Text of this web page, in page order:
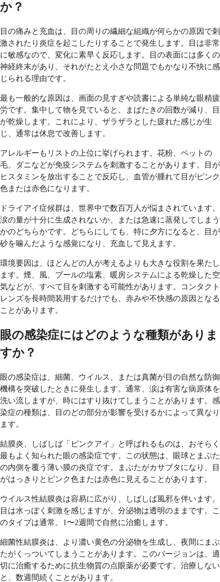
か？
目の痛みと充血は、目の周りの繊細な組織が何らかの原因で刺
激されたり炎症を起こしたりすることで発生します。目は非常
に敏感なので、変化に素早く反応します。目の表面には多くの
神経終末があり、それがたとえ小さな問題でもかなり不快に感
じられる理由です。
最も一般的な原因は、画面の見すぎや読書による単純な眼精疲
労です。集中して物を見ていると、まばたきの回数が減り、目
が乾燥します。これにより、ザラザラとした疲れた感じが生
じ、通常は休息で改善します。
アレルギーもリストの上位に挙げられます。花粉、ペットの
毛、ダニなどが免疫システムを刺激することがあります。目が
ヒスタミンを放出することで反応し、血管が腫れて目がピンク
色または赤色になります。
ドライアイ症候群は、世界中で数百万人が悩まされています。
涙の量が十分に生成されないか、または急速に蒸発してしまう
かのどちらかです。どちらにしても、特に夕方になると、目が
砂を噛んだような感覚になり、充血して見えます。
環境要因は、ほとんどの人が考えるよりも大きな役割を果たし
ます。煙、風、プールの塩素、暖房システムによる乾燥した空
気などが、すべて目を刺激する可能性があります。コンタクト
レンズを長時間装用するだけでも、赤みや不快感の原因となる
ことがあります。
眼の感染症にはどのような種類がありま
すか？
眼の感染症は、細菌、ウイルス、または真菌が目の自然な防御
機構を突破したときに発生します。通常、涙は有害な病原体を
洗い流しますが、時にはすり抜けてしまうことがあります。感
染症の種類は、目のどの部分が影響を受けるかによって異なり
ます。
結膜炎、しばしば「ピンクアイ」と呼ばれるものは、おそらく
最もよく知られた眼の感染症です。この状態は、眼球とまぶた
の内側を覆う薄い膜の炎症です。まぶたがカサブタになり、目
がはっきりとピンク色または赤色に見えることがあります。
ウイルス性結膜炎は容易に広がり、しばしば風邪を伴います。
目は水っぽく刺激を感じますが、分泌物は透明のままです。こ
のタイプは通常、1〜2週間で自然に治癒します。
細菌性結膜炎は、より濃い黄色の分泌物を生成し、夜間にまぶ
たがくっついてしまうことがあります。このバージョンは、適
切に治癒するために抗生物質の点眼薬が必要です。治療しない
と、数週間続くことがあります。